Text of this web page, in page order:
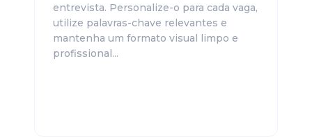
entrevista. Personalize-o para cada vaga,
utilize palavras-chave relevantes e
mantenha um formato visual limpo e
profissional...